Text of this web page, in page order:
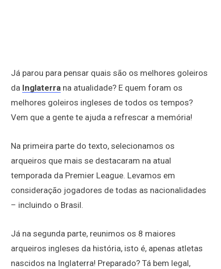
Já parou para pensar quais são os melhores goleiros
da Inglaterra na atualidade? E quem foram os
melhores goleiros ingleses de todos os tempos?
Vem que a gente te ajuda a refrescar a memória!
Na primeira parte do texto, selecionamos os
arqueiros que mais se destacaram na atual
temporada da Premier League. Levamos em
consideração jogadores de todas as nacionalidades
– incluindo o Brasil.
Já na segunda parte, reunimos os 8 maiores
arqueiros ingleses da história, isto é, apenas atletas
nascidos na Inglaterra! Preparado? Tá bem legal,